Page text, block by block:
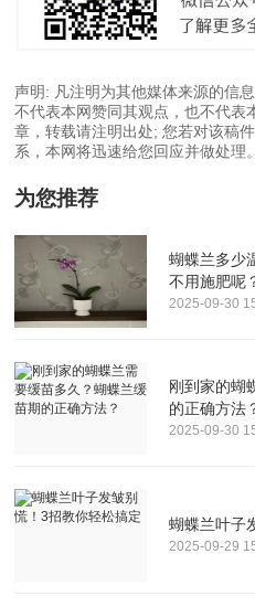
声明: 凡注明为其他媒体来源的信
不代表本网赞同其观点，也不代表
章，转载请注明出处; 您若对该稿
系，本网将迅速给您回应并做处理
为您推荐
蝴蝶兰多少
不用施肥呢
2025-09-30
刚到家的蝴
的正确方法
2025-09-30
蝴蝶兰叶子
2025-09-29